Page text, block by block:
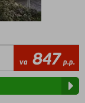
va 847 p.p.